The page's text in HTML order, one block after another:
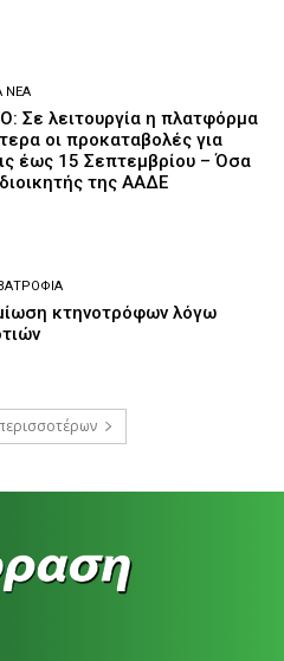
ΝΈΑ
Σε λειτουργία η πλατφόρμα
οι προκαταβολές για
έως 15 Σεπτεμβρίου – Όσα
της ΑΑΔΕ
κτηνοτρόφων λόγω